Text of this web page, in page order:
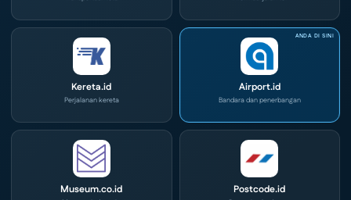
Kereta.id
Perjalanan kereta
Airport.id
Bandara dan penerbangan
Museum.co.id Postcode.id